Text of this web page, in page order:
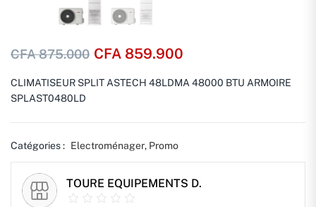
CFA875.000 CFA 859.900
CLIMATISEUR SPLIT ASTECH 48LDMA 48000 BTU ARMOIRE
SPLAST0480LD
Catégories : Electroménager, Promo
TOURE EQUIPEMENTS D.